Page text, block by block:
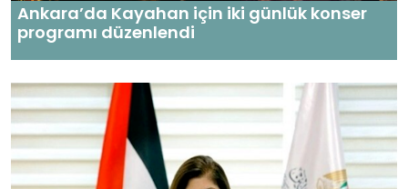
Ankara’da Kayahan için iki günlük konser
programı düzenlendi